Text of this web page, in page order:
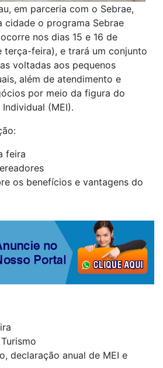
em parceria com o Sebrae,
cidade o programa Sebrae
nos dias 15 e 16 de
terça-feira), e trará um conjunto
voltadas aos pequenos
além de atendimento e
por meio da figura do
(MEI).
feira
os benefícios e vantagens do
declaração anual de MEI e